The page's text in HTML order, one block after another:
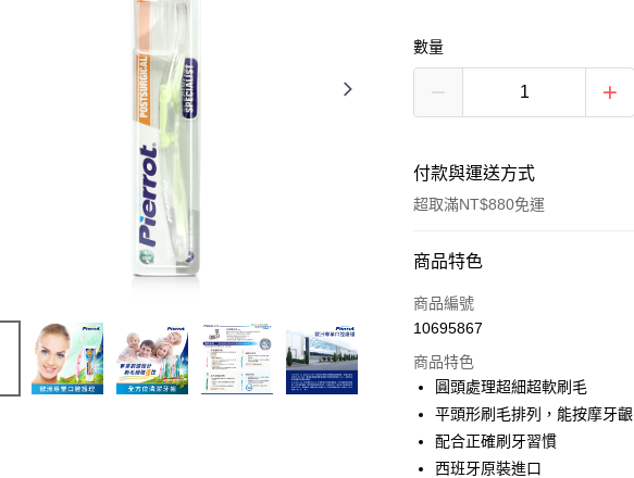
數量
付款與運送方式
超取滿NT$880免運
付款方式
信用卡一次付款
LINE Pay
Apple Pay
ATM付款
商品特色
商品編號
10695867
商品特色
圓頭處理超細超軟刷毛
平頭形刷毛排列，能按摩牙齦
配合正確刷牙習慣
西班牙原裝進口